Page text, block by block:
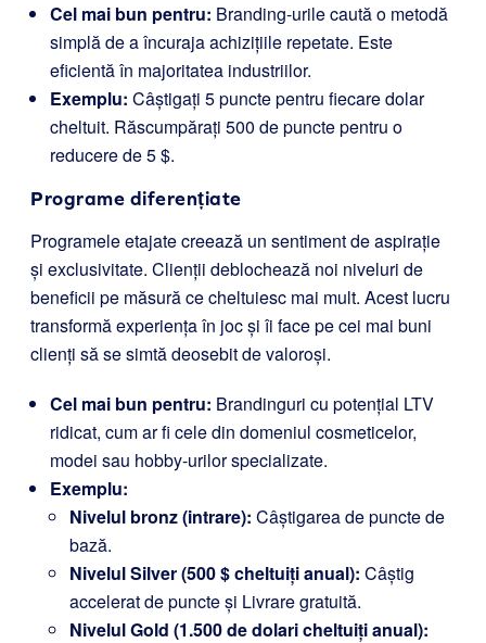
Cel mai bun pentru: Branding-urile caută o metodă
simplă de a încuraja achizițiile repetate. Este
eficientă în majoritatea industriilor.
Exemplu: Câștigați 5 puncte pentru fiecare dolar
cheltuit. Răscumpărați 500 de puncte pentru o
reducere de 5 $.
Programe diferențiate
Programele etajate creează un sentiment de aspirație
și exclusivitate. Clienții deblochează noi niveluri de
beneficii pe măsură ce cheltuiesc mai mult. Acest lucru
transformă experiența în joc și îi face pe cei mai buni
clienți să se simtă deosebit de valoroși.
Cel mai bun pentru: Brandinguri cu potențial LTV
ridicat, cum ar fi cele din domeniul cosmeticelor,
modei sau hobby-urilor specializate.
Exemplu:
Nivelul bronz (intrare): Câștigarea de puncte de
bază.
Nivelul Silver (500 $ cheltuiți anual): Câștig
accelerat de puncte și Livrare gratuită.
Nivelul Gold (1.500 de dolari cheltuiți anual):